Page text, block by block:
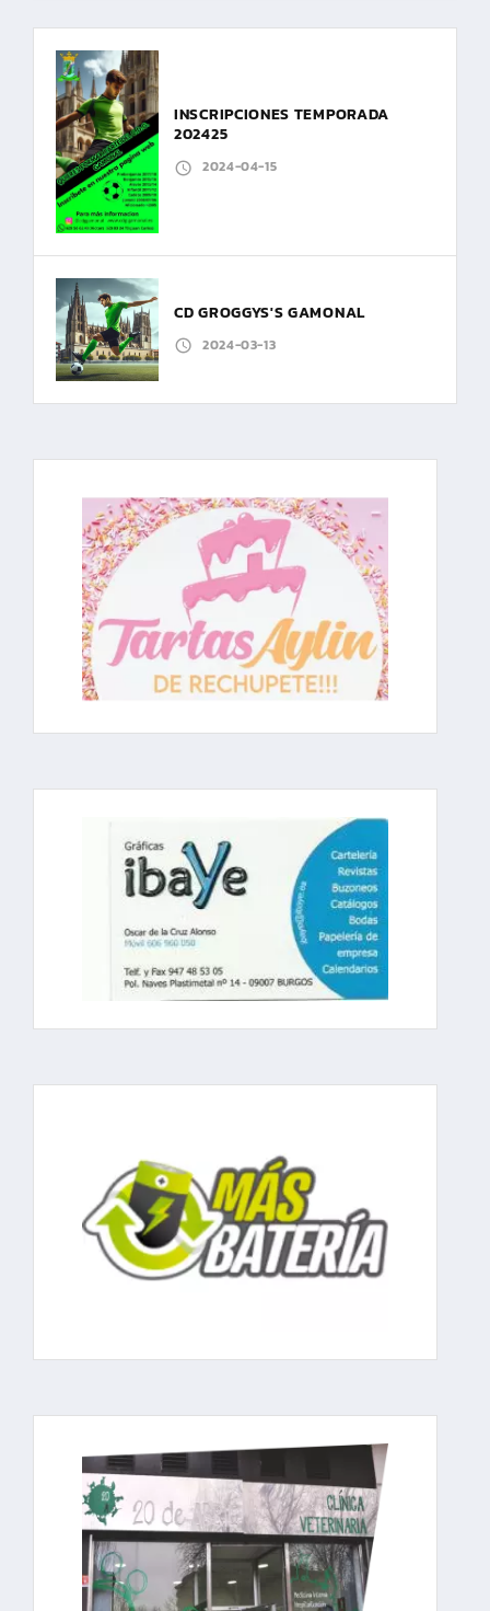
INSCRIPCIONES TEMPORADA
202425
2024-04-15
CD GROGGYS'S GAMONAL
2024-03-13